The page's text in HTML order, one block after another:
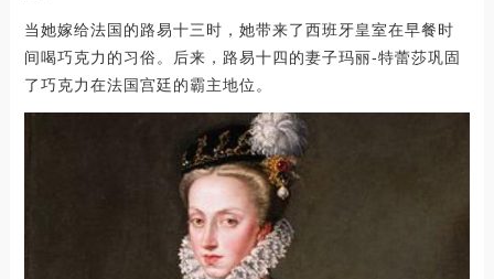
当她嫁给法国的路易十三时，她带来了西班牙皇室在早餐时
间喝巧克力的习俗。后来，路易十四的妻子玛丽-特蕾莎巩固
了巧克力在法国宫廷的霸主地位。